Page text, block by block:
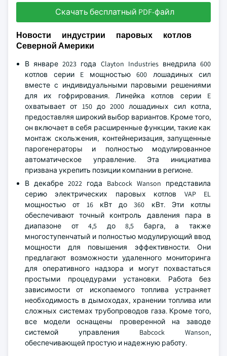
Скачать бесплатный PDF-файл
Новости индустрии паровых котлов
Северной Америки
В январе 2023 года Clayton Industries внедрила 600
котлов серии E мощностью 600 лошадиных сил
вместе с индивидуальными паровыми решениями
для их гофрирования. Линейка котлов серии E
охватывает от 150 до 2000 лошадиных сил котла,
предоставляя широкий выбор вариантов. Кроме того,
он включает в себя расширенные функции, такие как
монтаж скольжения, контейнеризация, запущенные
парогенераторы и полностью модулированное
автоматическое управление. Эта инициатива
призвана укрепить позиции компании в регионе.
В декабре 2022 года Babcock Wanson представила
серию электрических паровых котлов VAP EL
мощностью от 16 кВт до 360 кВт. Эти котлы
обеспечивают точный контроль давления пара в
диапазоне от 4,5 до 8,5 барга, а также
многоступенчатый и полностью модулирующий ввод
мощности для повышения эффективности. Они
предлагают возможности удаленного мониторинга
для оперативного надзора и могут похвастаться
простыми процедурами установки. Работа без
зависимости от ископаемого топлива устраняет
необходимость в дымоходах, хранении топлива или
сложных системах трубопроводов газа. Кроме того,
все модели оснащены проверенной на заводе
системой управления Babcock Wanson,
обеспечивающей простую и надежную работу.